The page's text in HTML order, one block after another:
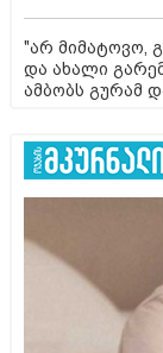
"არ მიმატოვო,
და ახალი
ამბობს გურამ